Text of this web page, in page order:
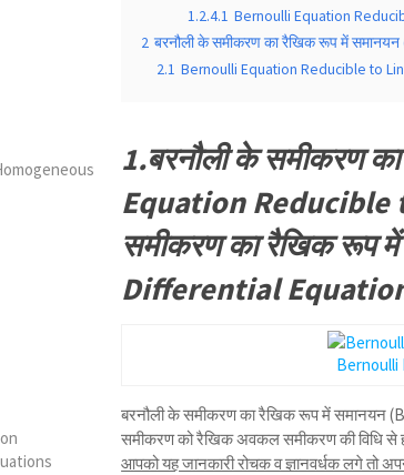
1.2.4.1 Bernoulli Equation
2 बरनौली के समीकरण का रैखिक रूप में
2.1 Bernoulli Equation Reducible to
1.बरनौली के समीकरण
Equation Reducible
समीकरण का रैखिक रूप
Differential
Bernoulli
बरनौली के समीकरण का रैखिक रूप में समानयन
समीकरण को रैखिक अवकल समीकरण की विधि से
आपको यह जानकारी रोचक व ज्ञानवर्धक लगे तो